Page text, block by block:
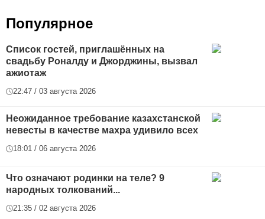
Популярное
Список гостей, приглашённых на
свадьбу Роналду и Джорджины, вызвал
ажиотаж
22:47 / 03 августа 2026
Неожиданное требование казахстанской
невесты в качестве махра удивило всех
18:01 / 06 августа 2026
Что означают родинки на теле? 9
народных толкований...
21:35 / 02 августа 2026